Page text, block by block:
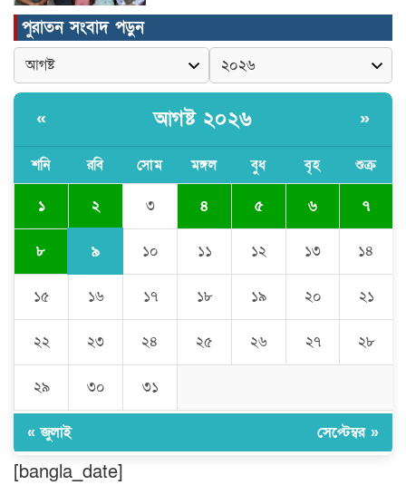
উদ্বোধন হলো রানীশংকৈল উপজেলা মডেল
মসজিদ।
কুমিল্লা প্রেসক্লাবে তিন সাবেক সভাপতিকে
জলবায়ু পরিবর্তনের বিরূপ প্রভাব
মোকাবেলায়, বৃক্ষ রোপণ কর্মসূচি।
চৌদ্দগ্রামে পুলিশের প্রতি জনগণের আস্থা
লালমনিরহাট দলিল লেখক সমিতির ত্রি-বার্ষিক
নির্বাচন সম্পন্ন, সভাপতি সিরাজুল ও সাধারণ
সম্পাদক হামিদুর
পুরাতন সংবাদ পড়ুন
« আগষ্ট ২০২৬ »
শনি রবি সোম মঙ্গল বুধ বৃহ শুক্র
১ ২ ৩ ৪ ৫ ৬ ৭
৮ ৯ ১০ ১১ ১২ ১৩ ১৪
১৫ ১৬ ১৭ ১৮ ১৯ ২০ ২১
২২ ২৩ ২৪ ২৫ ২৬ ২৭ ২৮
২৯ ৩০ ৩১
« জুলাই সেপ্টেম্বর »
[bangla_date]